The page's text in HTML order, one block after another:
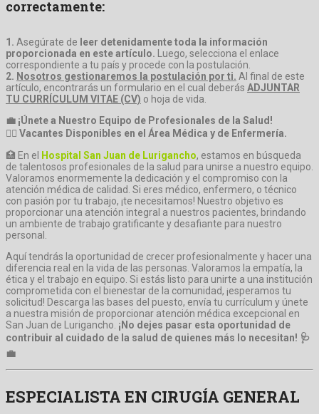
correctamente:
1. Asegúrate de leer detenidamente toda la información
proporcionada en este artículo. Luego, selecciona el enlace
correspondiente a tu país y procede con la postulación.
2. Nosotros gestionaremos la postulación por ti. Al final de este
artículo, encontrarás un formulario en el cual deberás ADJUNTAR
TU CURRÍCULUM VITAE (CV) o hoja de vida.
💼 ¡Únete a Nuestro Equipo de Profesionales de la Salud!
👩‍⚕️ Vacantes Disponibles en el Área Médica y de Enfermería.
🏥 En el
Hospital San Juan de Lurigancho, estamos en búsqueda
de talentosos profesionales de la salud para unirse a nuestro equipo.
Valoramos enormemente la dedicación y el compromiso con la
atención médica de calidad. Si eres médico, enfermero, o técnico
con pasión por tu trabajo, ¡te necesitamos! Nuestro objetivo es
proporcionar una atención integral a nuestros pacientes, brindando
un ambiente de trabajo gratificante y desafiante para nuestro
personal.
Aquí tendrás la oportunidad de crecer profesionalmente y hacer una
diferencia real en la vida de las personas. Valoramos la empatía, la
ética y el trabajo en equipo. Si estás listo para unirte a una institución
comprometida con el bienestar de la comunidad, ¡esperamos tu
solicitud! Descarga las bases del puesto, envía tu currículum y únete
a nuestra misión de proporcionar atención médica excepcional en
San Juan de Lurigancho. ¡No dejes pasar esta oportunidad de
contribuir al cuidado de la salud de quienes más lo necesitan! 🩺
💼
ESPECIALISTA EN CIRUGÍA GENERAL